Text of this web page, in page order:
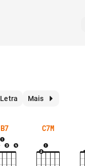
Letra Mais
B7 C7M